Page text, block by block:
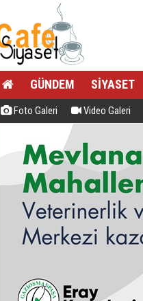
GÜNDEM SİYASET
Foto Galeri Video Galeri